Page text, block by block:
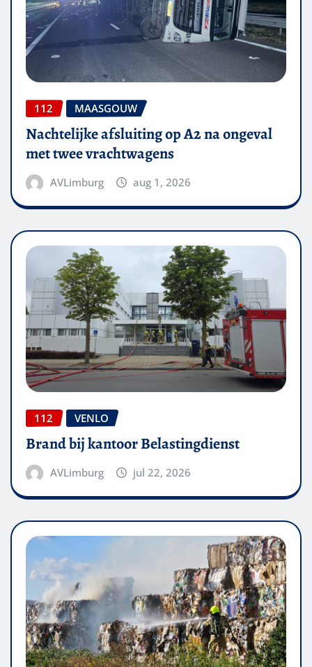
112 MAASGOUW
Nachtelijke afsluiting op A2 na ongeval
met twee vrachtwagens
AVLimburg aug 1, 2026
112 VENLO
Brand bij kantoor Belastingdienst
AVLimburg jul 22, 2026